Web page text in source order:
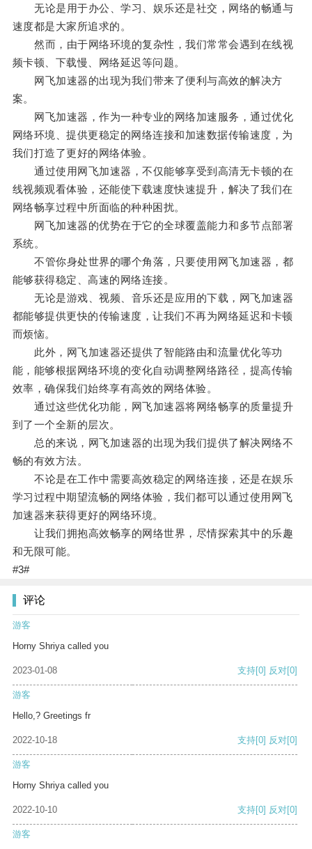
无论是用于办公、学习、娱乐还是社交，网络的畅通与
速度都是大家所追求的。
然而，由于网络环境的复杂性，我们常常会遇到在线视
频卡顿、下载慢、网络延迟等问题。
网飞加速器的出现为我们带来了便利与高效的解决方
案。
网飞加速器，作为一种专业的网络加速服务，通过优化
网络环境、提供更稳定的网络连接和加速数据传输速度，为
我们打造了更好的网络体验。
通过使用网飞加速器，不仅能够享受到高清无卡顿的在
线视频观看体验，还能使下载速度快速提升，解决了我们在
网络畅享过程中所面临的种种困扰。
网飞加速器的优势在于它的全球覆盖能力和多节点部署
系统。
不管你身处世界的哪个角落，只要使用网飞加速器，都
能够获得稳定、高速的网络连接。
无论是游戏、视频、音乐还是应用的下载，网飞加速器
都能够提供更快的传输速度，让我们不再为网络延迟和卡顿
而烦恼。
此外，网飞加速器还提供了智能路由和流量优化等功
能，能够根据网络环境的变化自动调整网络路径，提高传输
效率，确保我们始终享有高效的网络体验。
通过这些优化功能，网飞加速器将网络畅享的质量提升
到了一个全新的层次。
总的来说，网飞加速器的出现为我们提供了解决网络不
畅的有效方法。
不论是在工作中需要高效稳定的网络连接，还是在娱乐
学习过程中期望流畅的网络体验，我们都可以通过使用网飞
加速器来获得更好的网络环境。
让我们拥抱高效畅享的网络世界，尽情探索其中的乐趣
和无限可能。
#3#
评论
游客
Horny Shriya called you
2023-01-08 支持[0] 反对[0]
游客
Hello,? Greetings fr
2022-10-18 支持[0] 反对[0]
游客
Horny Shriya called you
2022-10-10 支持[0] 反对[0]
游客